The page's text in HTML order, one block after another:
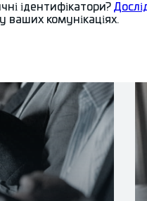
ідентифікатори?
ваших комунікаціях.